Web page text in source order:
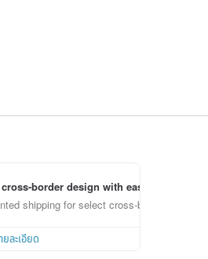
border design with ease
shipping for select cross-border items
ยละเอียด